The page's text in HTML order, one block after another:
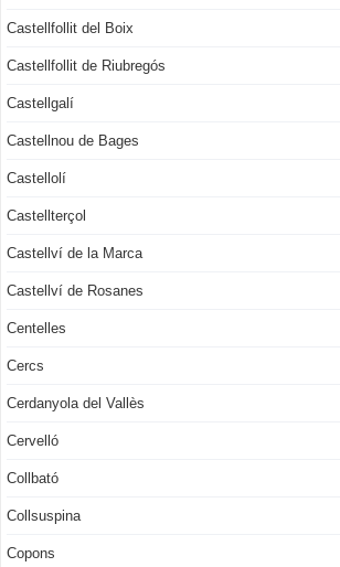
Castellfollit del Boix
Castellfollit de Riubregós
Castellgalí
Castellnou de Bages
Castellolí
Castellterçol
Castellví de la Marca
Castellví de Rosanes
Centelles
Cercs
Cerdanyola del Vallès
Cervelló
Collbató
Collsuspina
Copons